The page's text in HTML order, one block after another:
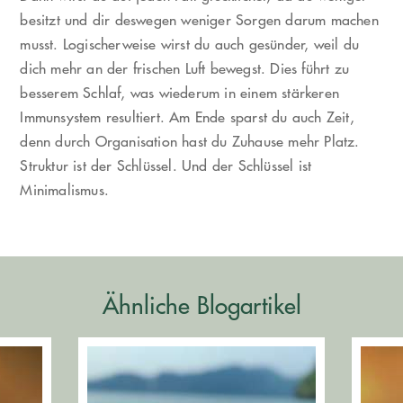
besitzt und dir deswegen weniger Sorgen darum machen
musst. Logischerweise wirst du auch gesünder, weil du
dich mehr an der frischen Luft bewegst. Dies führt zu
besserem Schlaf, was wiederum in einem stärkeren
Immunsystem resultiert. Am Ende sparst du auch Zeit,
denn durch Organisation hast du Zuhause mehr Platz.
Struktur ist der Schlüssel. Und der Schlüssel ist
Minimalismus.
Ähnliche Blogartikel